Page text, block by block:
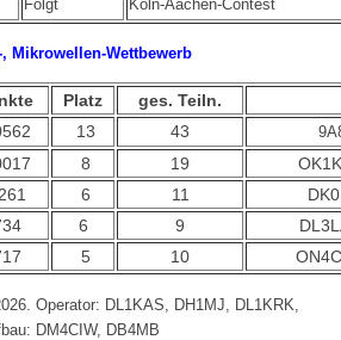
Folgt Köln-Aachen-Contest
, Mikrowellen-Wettbewerb
Platz
ges. Teiln.
13 43
8 19
6 11
6 9
5 10
Operator: DL1KAS, DH1MJ, DL1KRK,
DM4CIW, DB4MB